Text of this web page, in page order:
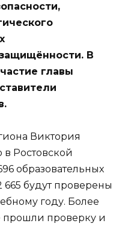
В
главы
Виктория
Ростовской
образовательных
будут проверены
году. Более
прошли проверку и